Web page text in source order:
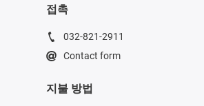
접촉
032-821-2911
Contact form
지불 방법